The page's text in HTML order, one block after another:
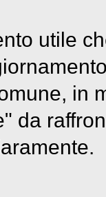
utile
in
da